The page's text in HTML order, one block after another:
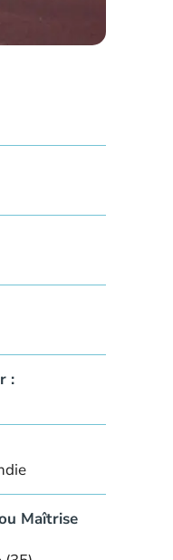
:
Maîtrise